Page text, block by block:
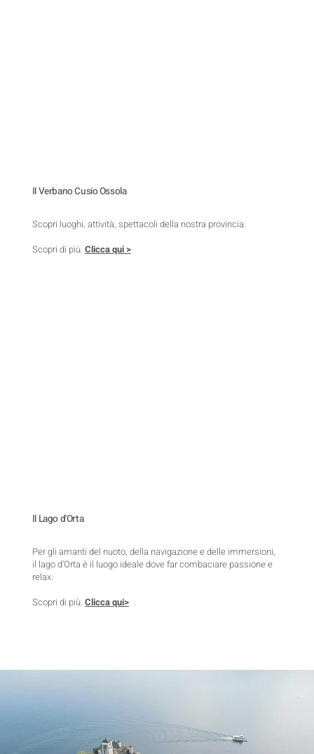
Il Verbano Cusio Ossola
Scopri luoghi, attività, spettacoli della nostra provincia.
Scopri di più. Clicca qui >
Il Lago d'Orta
Per gli amanti del nuoto, della navigazione e delle immersioni,
il lago d'Orta è il luogo ideale dove far combaciare passione e
relax.
Scopri di più. Clicca qui>